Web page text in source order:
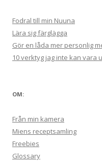
Fodral till min Nuuna
Lära sig färglägga
Gör en låda mer personlig
10 verktyg jag inte kan vara
OM:
Från min kamera
Miens receptsamling
Freebies
Glossary